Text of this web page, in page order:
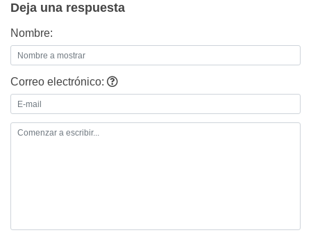
Deja una respuesta
Nombre:
Correo electrónico: